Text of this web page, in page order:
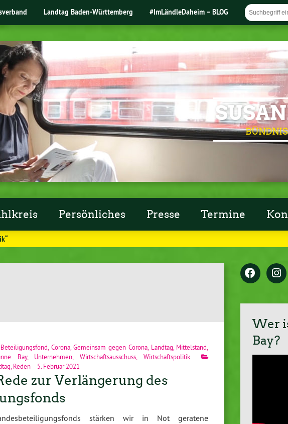
Landtag Baden-Württemberg #ImLändleDaheim – BLOG
Persönliches Presse Termine
Beteiligungsfond Corona,Gemeinsam gegen Corona, Landtag Mittelstand
Bay, Unternehmen Wirtschaftsausschuss, Wirtschaftspolitik
Reden 5. Februar 2021
zur Verlängerung des
stärken wir in Not geratene
Wer
Bay?